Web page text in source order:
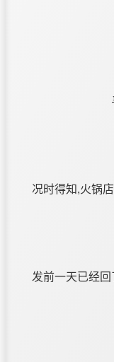
况时得知,火锅
发前一天已经回